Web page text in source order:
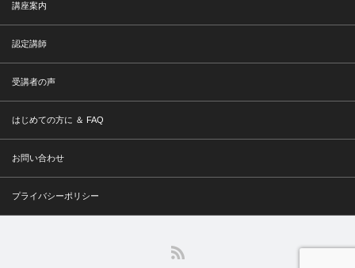
講座案内
認定講師
受講者の声
はじめての方に ＆ FAQ
お問い合わせ
プライバシーポリシー